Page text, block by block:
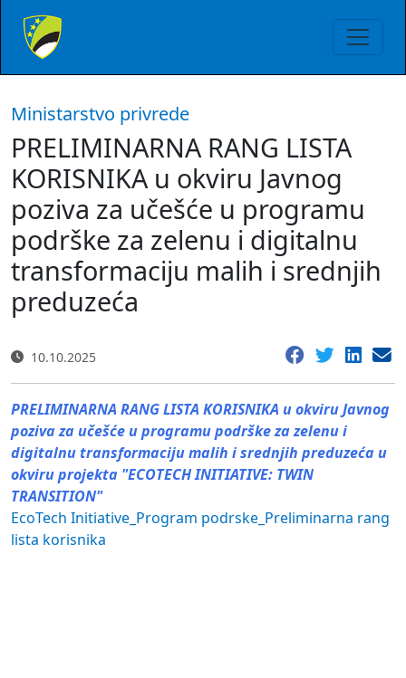
Ministarstvo privrede
PRELIMINARNA RANG LISTA
KORISNIKA u okviru Javnog
poziva za učešće u programu
podrške za zelenu i digitalnu
transformaciju malih i srednjih
preduzeća
10.10.2025
PRELIMINARNA RANG LISTA KORISNIKA u okviru Javnog
poziva za učešće u programu podrške za zelenu i
digitalnu transformaciju malih i srednjih preduzeća u
okviru projekta "ECOTECH INITIATIVE: TWIN
TRANSITION"
EcoTech Initiative_Program podrske_Preliminarna rang
lista korisnika